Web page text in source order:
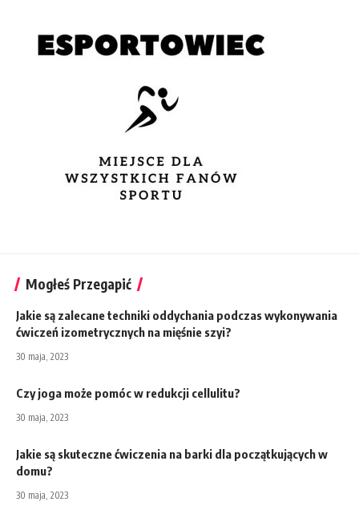
Mogłeś Przegapić
Jakie są zalecane techniki oddychania podczas wykonywania
ćwiczeń izometrycznych na mięśnie szyi?
30 maja, 2023
Czy joga może pomóc w redukcji cellulitu?
30 maja, 2023
Jakie są skuteczne ćwiczenia na barki dla początkujących w
domu?
30 maja, 2023